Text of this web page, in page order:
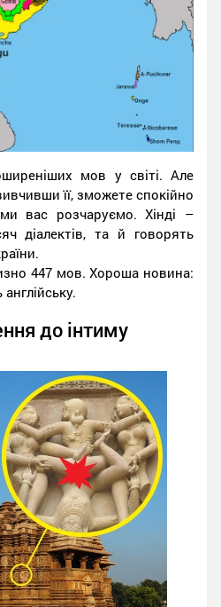
мов у світі. Але
її, зможете спокійно
ми вас розчаруємо. Хінді –
діалектів, та й говорять
447 мов. Хороша новина:
до інтиму